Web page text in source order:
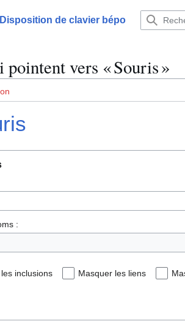
Disposition de clavier bépo
pointent vers « Souris »
:
inclusions Masquer les liens